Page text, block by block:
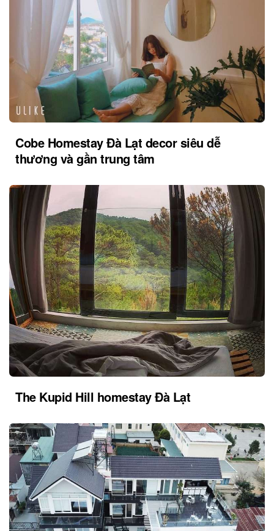
Cobe Homestay Đà Lạt decor siêu dễ
thương và gần trung tâm
The Kupid Hill homestay Đà Lạt